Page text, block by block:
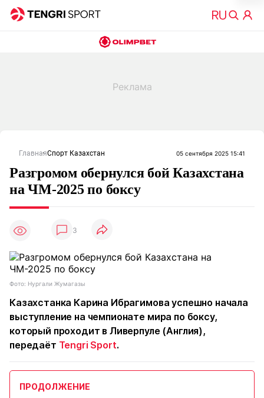
ГлавнаяСпорт Казахстан 05 сентября 2025 15:41
Разгромом обернулся бой Казахстана
на ЧМ-2025 по боксу
3
Фото: Нургали Жумагазы
Казахстанка Карина Ибрагимова успешно начала
выступление на чемпионате мира по боксу,
который проходит в Ливерпуле (Англия),
передаёт Tengri Sport.
ПРОДОЛЖЕНИЕ